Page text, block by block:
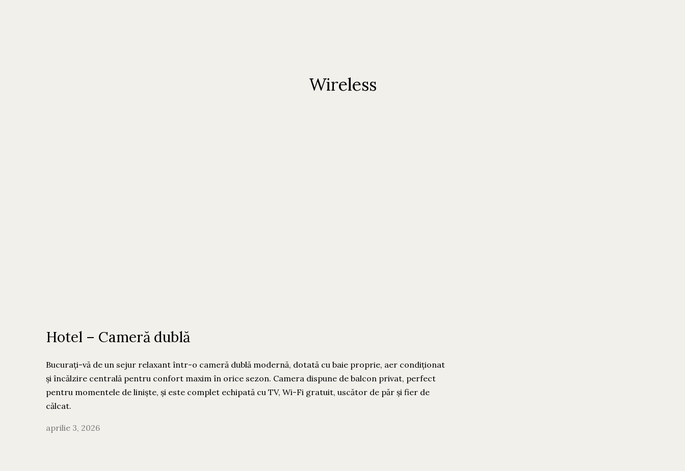
Wireless
Hotel – Cameră dublă
Bucurați-vă de un sejur relaxant într-o cameră dublă modernă, dotată cu baie proprie, aer condiționat
și încălzire centrală pentru confort maxim în orice sezon. Camera dispune de balcon privat, perfect
pentru momentele de liniște, și este complet echipată cu TV, Wi-Fi gratuit, uscător de păr și fier de
călcat.
aprilie 3, 2026